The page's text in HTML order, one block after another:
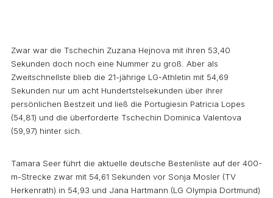
Zwar war die Tschechin Zuzana Hejnova mit ihren 53,40
Sekunden doch noch eine Nummer zu groß. Aber als
Zweitschnellste blieb die 21-jährige LG-Athletin mit 54,69
Sekunden nur um acht Hundertstelsekunden über ihrer
persönlichen Bestzeit und ließ die Portugiesin Patricia Lopes
(54,81) und die überforderte Tschechin Dominica Valentova
(59,97) hinter sich.
Tamara Seer führt die aktuelle deutsche Bestenliste auf der 400-
m-Strecke zwar mit 54,61 Sekunden vor Sonja Mosler (TV
Herkenrath) in 54,93 und Jana Hartmann (LG Olympia Dortmund)